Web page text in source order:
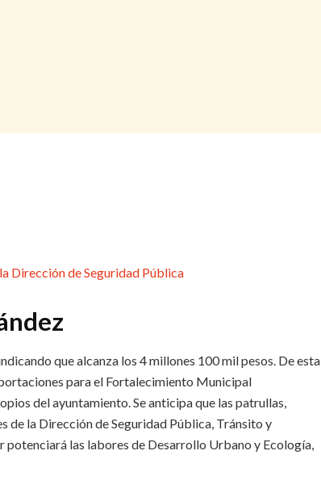
que alcanza los 4 millones 100 mil pesos. De esta
para el Fortalecimiento Municipal
del ayuntamiento. Se anticipa que las patrullas,
de la Dirección de Seguridad Pública, Tránsito y
potenciará las labores de Desarrollo Urbano y Ecología,